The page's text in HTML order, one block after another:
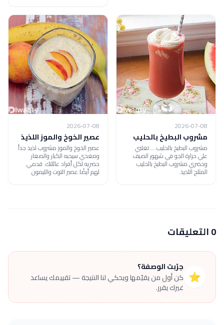
2026-07-08
مشروب البطيخ بالحليب
مشروب البطيخ بالحليب.....تغلبي
علي حرارة الجو في شهور الصيف
وحضري مشروب البطيخ بالحليب
المثلج اللذيذ.
2026-07-08
عصير الخوخ والموز اللذيذ
عصير الخوخ والموز مشروب لذيذ جداً
ومغذي سيحبه الكبار والصغار
حضريه لكل أفراد عائلتك. قدمي
لهم أيضًا:عصير التوت والليمون
0 التعليقات
⭐
جرّبت الوصفة؟
كن أول من يقيّمها ويحكي لنا النتيجة — تقييمك يساعد
غيرك يقرر.